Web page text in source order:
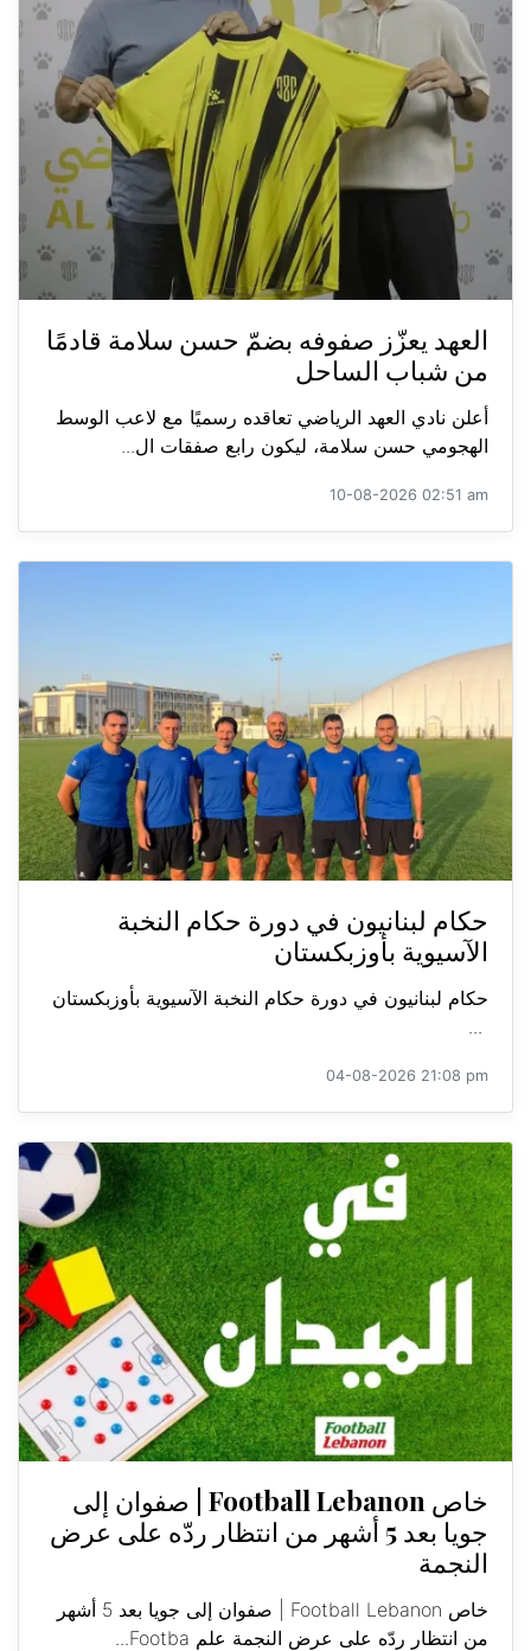
العهد يعزّز صفوفه بضمّ حسن سلامة قادمًا
من شباب الساحل
أعلن نادي العهد الرياضي تعاقده رسميًا مع لاعب الوسط
الهجومي حسن سلامة، ليكون رابع صفقات ال...
10-08-2026 02:51 am
حكام لبنانيون في دورة حكام النخبة
الآسيوية بأوزبكستان
حكام لبنانيون في دورة حكام النخبة الآسيوية بأوزبكستان
04-08-2026 21:08 pm
خاص Football Lebanon | صفوان إلى
جويا بعد 5 أشهر من انتظار ردّه على عرض
النجمة
خاص Football Lebanon | صفوان إلى جويا بعد 5 أشهر
من انتظار ردّه على عرض النجمة علم Footba...